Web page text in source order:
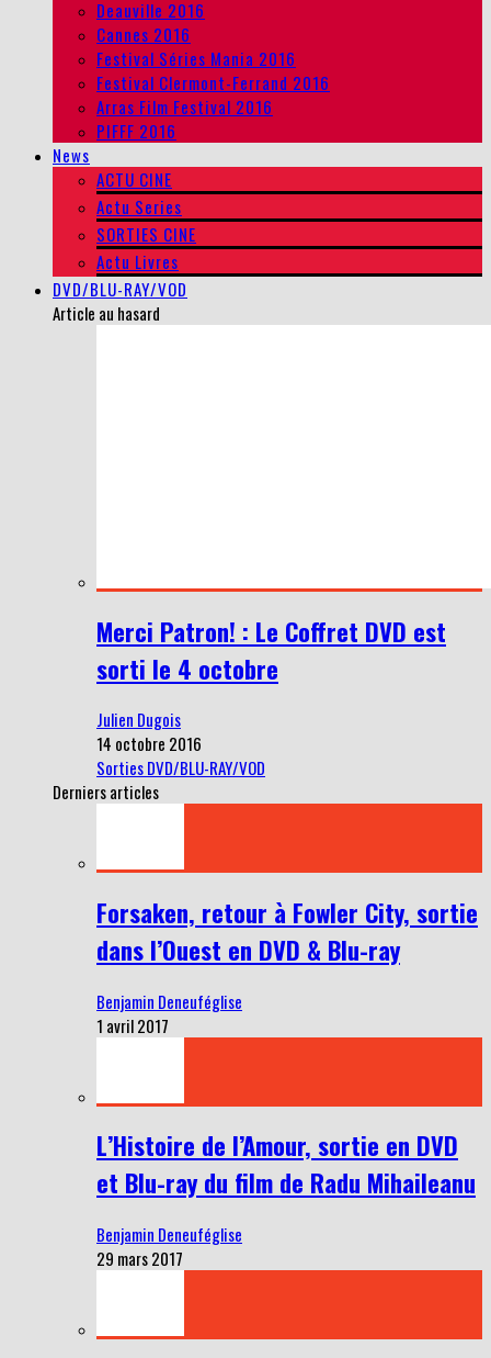
Deauville 2016
Cannes 2016
Festival Séries Mania 2016
Festival Clermont-Ferrand 2016
Arras Film Festival 2016
PIFFF 2016
News
ACTU CINE
Actu Series
SORTIES CINE
Actu Livres
DVD/BLU-RAY/VOD
Article au hasard
Merci Patron! : Le Coffret DVD est
sorti le 4 octobre
Julien Dugois
14 octobre 2016
Sorties DVD/BLU-RAY/VOD
Derniers articles
Forsaken, retour à Fowler City, sortie
dans l’Ouest en DVD & Blu-ray
Benjamin Deneuféglise
1 avril 2017
L’Histoire de l’Amour, sortie en DVD
et Blu-ray du film de Radu Mihaileanu
Benjamin Deneuféglise
29 mars 2017